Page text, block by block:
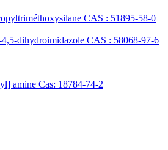
CAS : 51895-58-0
dihydroimidazole CAS : 58068-97-6
amine Cas: 18784-74-2